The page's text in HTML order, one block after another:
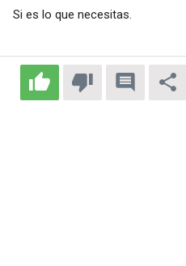
Si es lo que necesitas.